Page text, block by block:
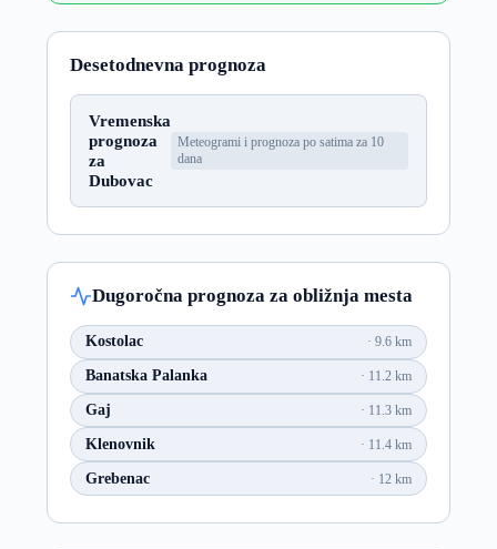
Desetodnevna prognoza
Vremenska
prognoza
za
Dubovac
Meteogrami i prognoza po satima za 10
dana
Dugoročna prognoza za obližnja mesta
Kostolac 9.6 km
Banatska Palanka 11.2 km
Gaj 11.3 km
Klenovnik 11.4 km
Grebenac 12 km